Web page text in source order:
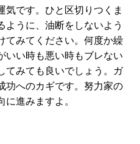
気です。ひと区切りつくま
ように、油断をしないよう
てみてください。何度か繰
いい時も悪い時もブレない
てみても良いでしょう。ガ
功へのカギです。努力家の
進みますよ。